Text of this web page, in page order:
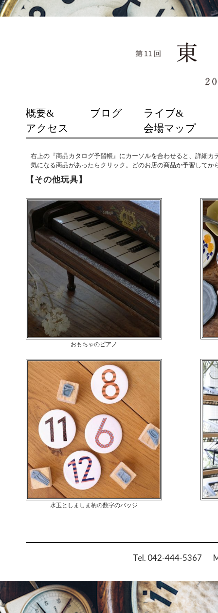
SKIP
TO
CONTENT
概要&
アクセス
ブログ
ライブ&
会場マップ
右上の『商品カタログ予習帳』にカーソルを合わせると、詳細カ
気になる商品があったらクリック。どのお店の商品か予習してか
【その他玩具】
おもちゃのピアノ
水玉としましま柄の数字のバッジ
Tel. 042-444-5367